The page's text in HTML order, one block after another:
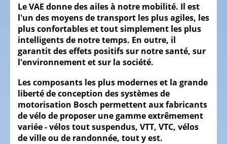
Vélos
de
randonnée
Vélos
tout
chemin
VTC
Vélos
de
ville
Le VAE donne des ailes à notre mobilité. Il est
l'un des moyens de transport les plus agiles, les
plus confortables et tout simplement les plus
intelligents de notre temps. En outre, il
garantit des effets positifs sur notre santé, sur
l'environnement et sur la société.
Les composants les plus modernes et la grande
liberté de conception des systèmes de
motorisation Bosch permettent aux fabricants
de vélo de proposer une gamme extrêmement
variée - vélos tout suspendus, VTT, VTC, vélos
de ville ou de randonnée, tout y est.